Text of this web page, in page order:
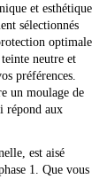
et esthétique
sélectionnés
optimale
neutre et
préférences.
un moulage de
répond aux
est aisé
1. Que vous